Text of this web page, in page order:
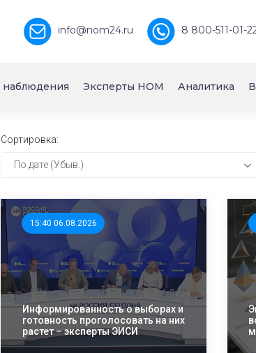
info@nom24.ru 8 800-511-01-
наблюдения Эксперты НОМ Аналитика
Сортировка:
По дате (Убыв.)
15:40 06.08.2026
Информированность о выборах и
готовность проголосовать на них
растет – эксперты ЭИСИ